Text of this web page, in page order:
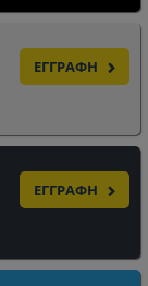
ΕΓΓΡΑΦΗ
ΕΓΓΡΑΦΗ